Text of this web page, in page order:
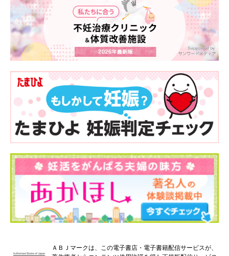
ＡＢＪマークは、この電子書店・電子書籍配信サービスが、